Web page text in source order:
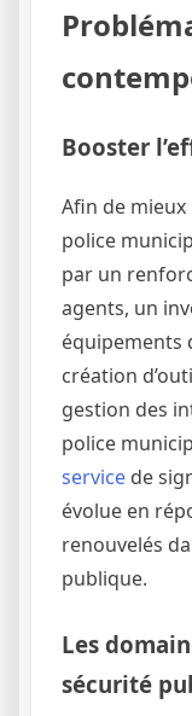
Booster
Afin de
police
par un
agents, un
équipements
création
gestion des
police
service de
évolue en
renouvelés
publique.
Les
sécurité